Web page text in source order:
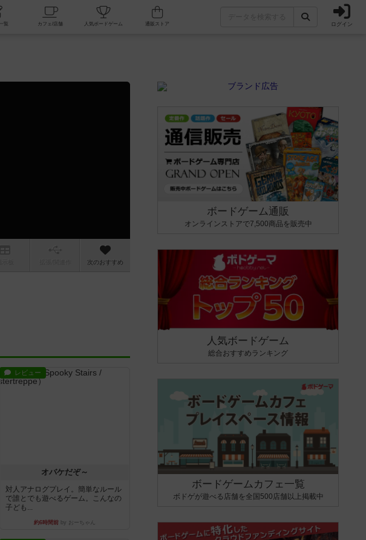
掲示板一覧 カフェ/店舗 人気ボードゲーム ログイン
次のおすすめ
レビュー
オバケだぞ～
対人アナログプレイ。簡単なルール
で誰とでも遊べるゲーム。こんなの
子ども...
約6時間前 by おーちゃん
ボードゲーム通販
オンラインストアで7,500商品を販売中
人気ボードゲーム
総合おすすめランキング
ボードゲームカフェ一覧
ボドゲが遊べる店舗を全国500店舗以上掲載中